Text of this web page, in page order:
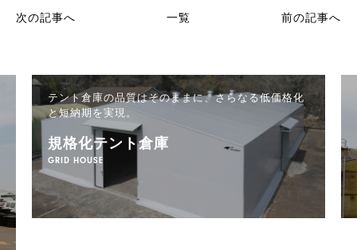
次の記事へ 一覧 前の記事へ
テント倉庫の品質はそのままに、さらなる低価格化
と短納期を実現。
規格化テント倉庫
GRID HOUSE